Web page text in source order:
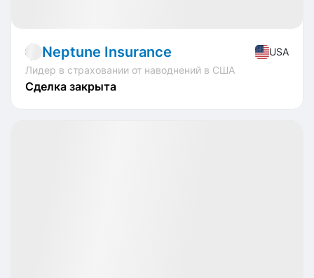
Neptune Insurance
USA
Лидер в страховании от наводнений в США
Сделка закрыта